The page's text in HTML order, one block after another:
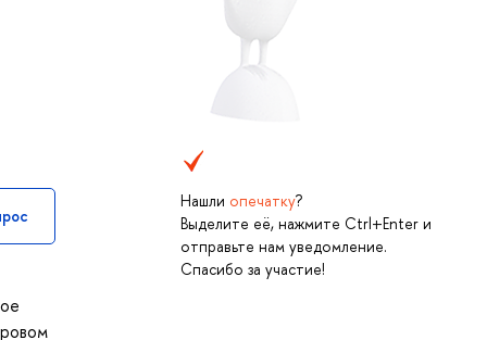
Нашли опечатку?
Выделите её, нажмите Ctrl+Enter и
отправьте нам уведомление.
Спасибо за участие!